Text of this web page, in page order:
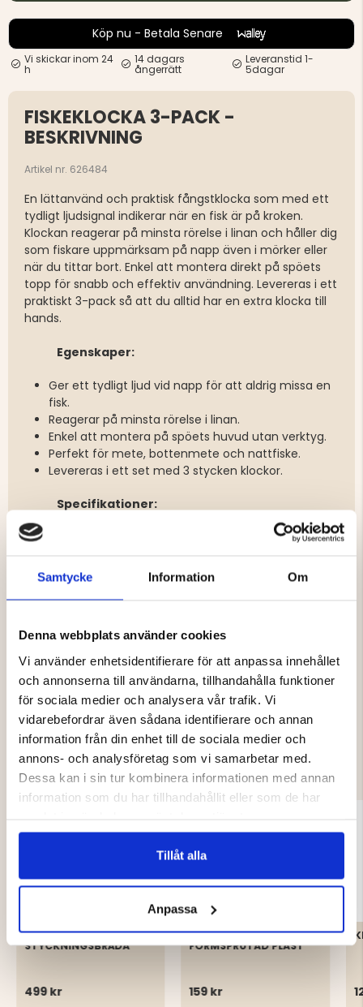
Samtycke Information Om
Denna webbplats använder cookies
Vi använder enhetsidentifierare för att anpassa innehållet
och annonserna till användarna, tillhandahålla funktioner
för sociala medier och analysera vår trafik. Vi
vidarebefordrar även sådana identifierare och annan
information från din enhet till de sociala medier och
annons- och analysföretag som vi samarbetar med.
Dessa kan i sin tur kombinera informationen med annan
information som du har tillhandahållit eller som de har
Tillåt alla
Anpassa
Köp nu - Betala Senare
Vi skickar inom 24
h
14 dagars
ångerrätt
Leveranstid 1-
5dagar
FISKEKLOCKA 3-PACK -
BESKRIVNING
Artikel nr. 626484
En lättanvänd och praktisk fångstklocka som med ett
tydligt ljudsignal indikerar när en fisk är på kroken.
Klockan reagerar på minsta rörelse i linan och håller dig
som fiskare uppmärksam på napp även i mörker eller
när du tittar bort. Enkel att montera direkt på spöets
topp för snabb och effektiv användning. Levereras i ett
praktiskt 3-pack så att du alltid har en extra klocka till
hands.
Egenskaper:
Ger ett tydligt ljud vid napp för att aldrig missa en
fisk.
Reagerar på minsta rörelse i linan.
Enkel att montera på spöets huvud utan verktyg.
Perfekt för mete, bottenmete och nattfiske.
Levereras i ett set med 3 stycken klockor.
Specifikationer:
DU KANSKE OCKSÅ ÄR INTRESSERAD
AV
STOR
STYCKNINGSBRÄDA
499 kr
KRÄFTMJÄRDE FRITID I
FORMSPRUTAD PLAST
159 kr